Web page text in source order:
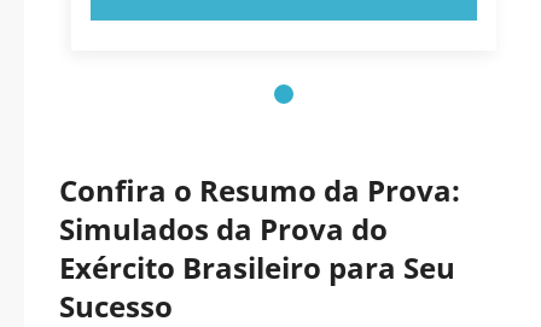
Confira o Resumo da Prova:
Simulados da Prova do
Exército Brasileiro para Seu
Sucesso